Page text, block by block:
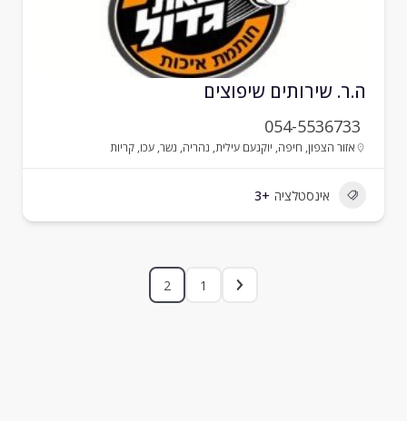
שירותים שיפוצים
054-5536733
אזור הצפון,חיפה,יוקנעם עילית,נהריה,נשר,עכו, קריות
אינסטלציה +3